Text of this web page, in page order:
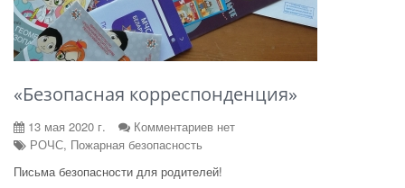
«Безопасная корреспонденция»
13 мая 2020 г.
Комментариев нет
РОЧС, Пожарная безопасность
Письма безопасности для родителей!